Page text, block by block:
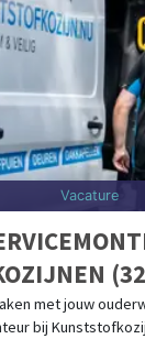
Vacature
met jouw
bij